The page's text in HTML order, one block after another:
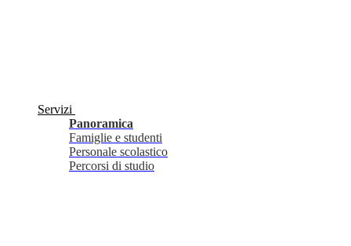
Servizi
Panoramica
Famiglie e studenti
Personale scolastico
Percorsi di studio